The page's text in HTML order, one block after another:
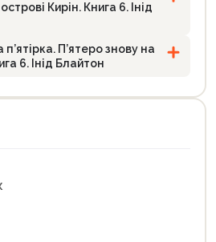
Кирін. Книга 6. Інід
П’ятеро знову на
6. Інід Блайтон